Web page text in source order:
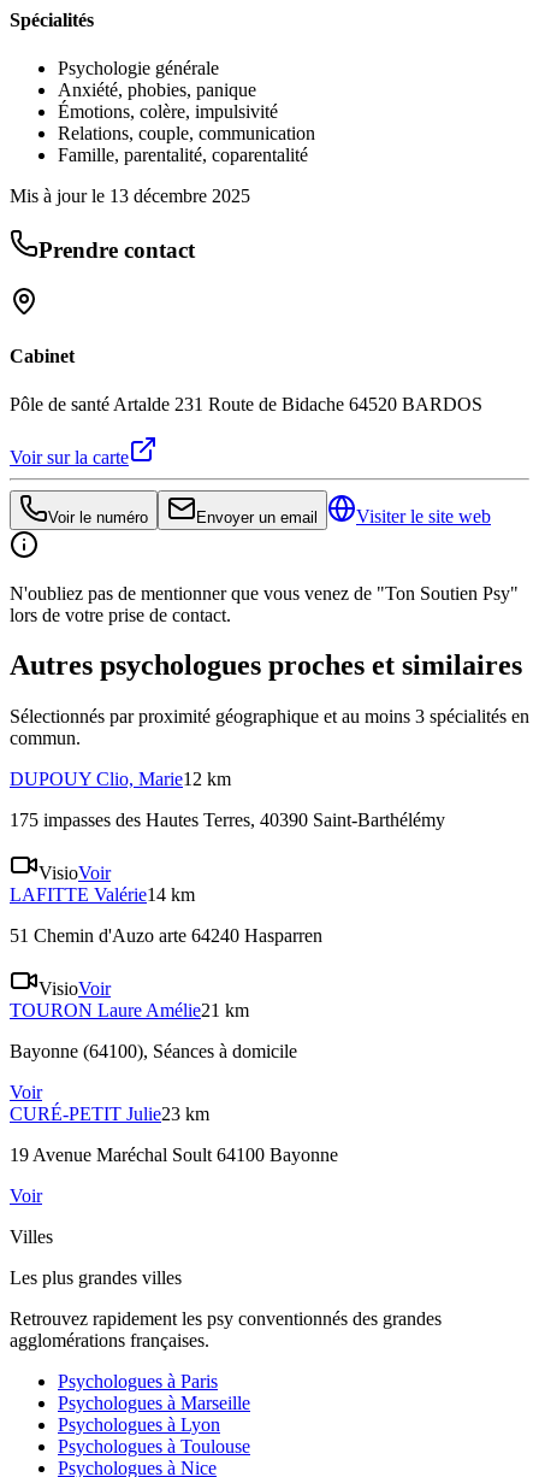
Spécialités
Psychologie générale
Anxiété, phobies, panique
Émotions, colère, impulsivité
Relations, couple, communication
Famille, parentalité, coparentalité
Mis à jour le 13 décembre 2025
Prendre contact
Cabinet
Pôle de santé Artalde 231 Route de Bidache 64520 BARDOS
Voir sur la carte
Voir le numéro Envoyer un email Visiter le site web
N'oubliez pas de mentionner que vous venez de "Ton Soutien Psy"
lors de votre prise de contact.
Autres psychologues proches et similaires
Sélectionnés par proximité géographique et au moins 3 spécialités en
commun.
DUPOUY Clio, Marie12 km
175 impasses des Hautes Terres, 40390 Saint-Barthélémy
VisioVoir
LAFITTE Valérie14 km
51 Chemin d'Auzo arte 64240 Hasparren
VisioVoir
TOURON Laure Amélie21 km
Bayonne (64100), Séances à domicile
Voir
CURÉ-PETIT Julie23 km
19 Avenue Maréchal Soult 64100 Bayonne
Voir
Villes
Les plus grandes villes
Retrouvez rapidement les psy conventionnés des grandes
agglomérations françaises.
Psychologues à Paris
Psychologues à Marseille
Psychologues à Lyon
Psychologues à Toulouse
Psychologues à Nice